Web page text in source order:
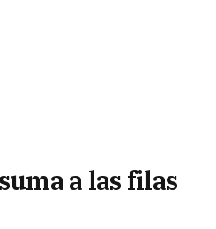
a las filas